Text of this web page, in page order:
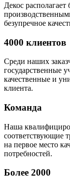
Декос
безупречное
4000 клиентов
Среди наших
государственные
качественные и
клиента.
Команда
Наша
соответствующие
на первое место
потребностей.
Более 2000